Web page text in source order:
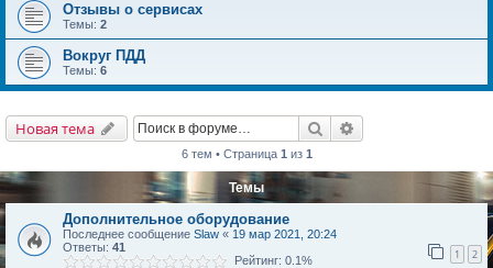
Отзывы о сервисах
Темы: 2
Вокруг ПДД
Темы: 6
Новая тема Поиск
6 тем • Страница 1 из 1
Темы
Дополнительное оборудование
Последнее сообщение Slaw « 19 мар 2021, 20:24
Ответы: 41 1 2
Рейтинг: 0.1%